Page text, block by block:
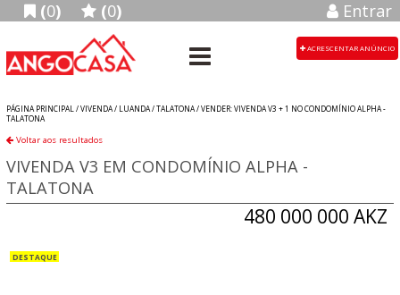
(0) (0) Entrar
ACRESCENTAR ANÚNCIO
PÁGINA PRINCIPAL /VIVENDA/ LUANDA/TALATONA/VENDER: VIVENDA V3 + 1 NO CONDOMÍNIO ALPHA -
TALATONA
Voltar aos resultados
480 000 000 AKZ
VIVENDA V3 EM CONDOMÍNIO ALPHA -
TALATONA